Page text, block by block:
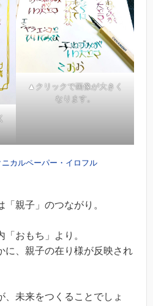
▲クリックで画像が大きく
なります。
カルペーパー・イロフル
「親子」のつながり。
おもち」より。
に、親子の在り様が反映され
、未来をつくることでしょ